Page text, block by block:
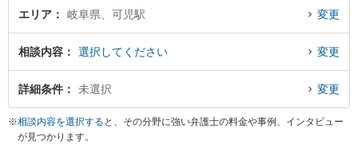
費用、強みなどが注目されています。『自動車事故のトラブルを勤務先から通
自動車事故を法律相談できる可児駅付近の弁護士に面談予約したい』などでお
困りの相談者さんにおすすめです。
エリア 岐阜県、可児駅 変更
相談内容 選択してください 変更
詳細条件 未選択 変更
※相談内容を選択する と、その分野に強い弁護士の料金や事例、インタビュー
が見つかります。